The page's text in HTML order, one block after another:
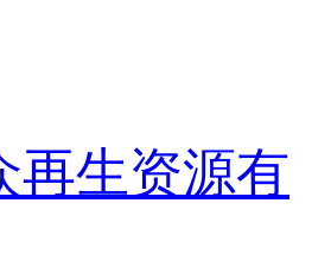
再生资源有